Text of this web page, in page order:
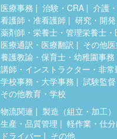
医療事務 治験・CRA
介護
看護師・准看護師
研究・開
薬剤師・栄養士・管理栄養士
医療通訳・医療翻訳
その他
養護教諭・保育士・幼稚園事務
講師・インストラクター・非常
学校事務・大学事務
試験監督
その他教育・学校
物流関連
製造（組立・加工）
生産・品質管理
軽作業・仕
ドライバー
その他